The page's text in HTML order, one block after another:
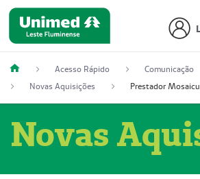
Acesso Rápido
Comunicação
Novas Aquisições
Novas